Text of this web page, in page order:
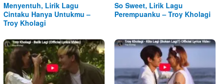
Menyentuh, Lirik Lagu
Cintaku Hanya Untukmu –
Troy Kholagi
So Sweet, Lirik Lagu
Perempuanku – Troy Kholagi